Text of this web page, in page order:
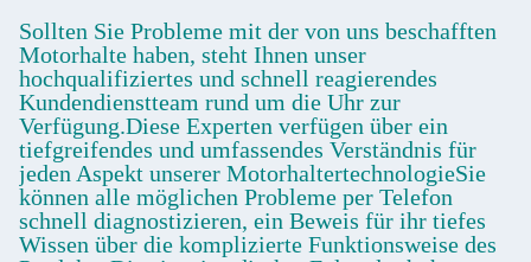
Sollten Sie Probleme mit der von uns beschafften
Motorhalte haben, steht Ihnen unser
hochqualifiziertes und schnell reagierendes
Kundendienstteam rund um die Uhr zur
Verfügung.Diese Experten verfügen über ein
tiefgreifendes und umfassendes Verständnis für
jeden Aspekt unserer MotorhaltertechnologieSie
können alle möglichen Probleme per Telefon
schnell diagnostizieren, ein Beweis für ihr tiefes
Wissen über die komplizierte Funktionsweise des